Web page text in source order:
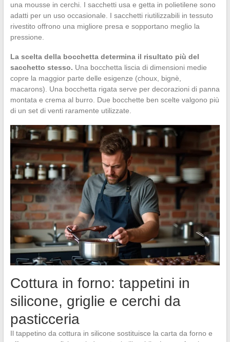
una mousse in cerchi. I sacchetti usa e getta in polietilene sono
adatti per un uso occasionale. I sacchetti riutilizzabili in tessuto
rivestito offrono una migliore presa e sopportano meglio la
pressione.
La scelta della bocchetta determina il risultato più del
sacchetto stesso. Una bocchetta liscia di dimensioni medie
copre la maggior parte delle esigenze (choux, bignè,
macarons). Una bocchetta rigata serve per decorazioni di panna
montata e crema al burro. Due bocchette ben scelte valgono più
di un set di venti raramente utilizzate.
Cottura in forno: tappetini in
silicone, griglie e cerchi da
pasticceria
Il tappetino da cottura in silicone sostituisce la carta da forno e